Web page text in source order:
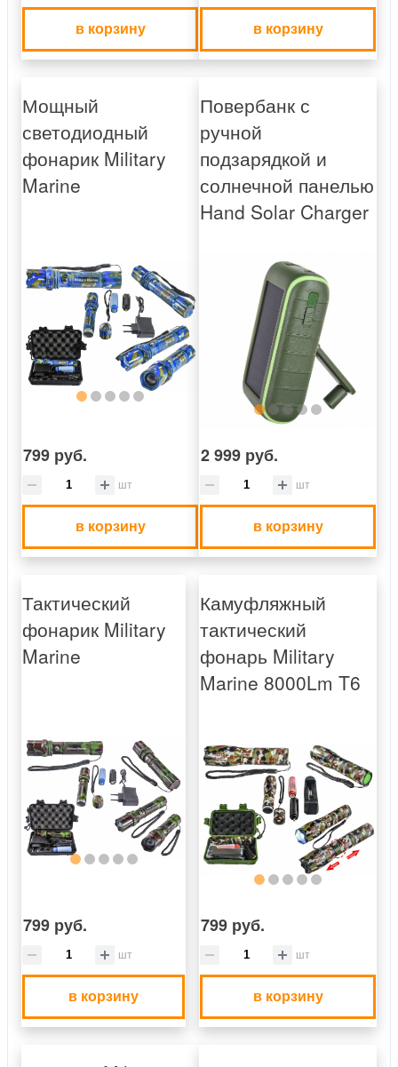
в корзину в корзину
Мощный
светодиодный
фонарик Military
Marine
799 руб.
шт
в корзину
Повербанк с
ручной
подзарядкой и
солнечной панелью
Hand Solar Charger
2 999 руб.
шт
в корзину
Тактический
фонарик Military
Marine
799 руб.
шт
в корзину
Камуфляжный
тактический
фонарь Military
Marine 8000Lm T6
799 руб.
шт
в корзину